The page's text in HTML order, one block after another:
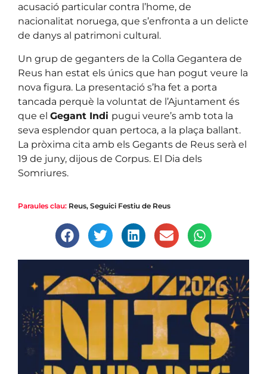
acusació particular contra l’home, de
nacionalitat noruega, que s’enfronta a un delicte
de danys al patrimoni cultural.
Un grup de geganters de la Colla Gegantera de
Reus han estat els únics que han pogut veure la
nova figura. La presentació s’ha fet a porta
tancada perquè la voluntat de l’Ajuntament és
que el Gegant Indi pugui veure’s amb tota la
seva esplendor quan pertoca, a la plaça ballant.
La pròxima cita amb els Gegants de Reus serà el
19 de juny, dijous de Corpus. El Dia dels
Somriures.
Paraules clau: Reus, Seguici Festiu de Reus